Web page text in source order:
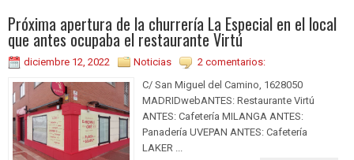
Próxima apertura de la churrería La Especial en el local
que antes ocupaba el restaurante Virtú
diciembre 12, 2022 Noticias
2 comentarios:
C/ San Miguel del Camino, 1628050
MADRIDwebANTES: Restaurante Virtú
ANTES: Cafetería MILANGA ANTES:
Panadería UVEPAN ANTES: Cafetería
LAKER ...